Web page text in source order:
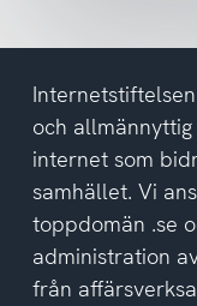
del
av
och
internet som
samhället. Vi
toppdomän .se
administration
från